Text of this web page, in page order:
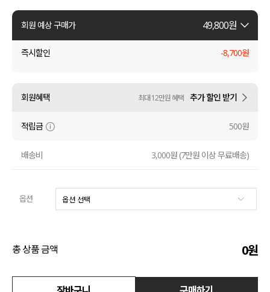
셔츠
원피스
액티브
아우터
코디템
회원 예상 구매가 49,800원
즉시할인 -8,700원
회원혜택 최대 12만원 혜택 추가 할인 받기
적립금 500원
배송비 3,000원 (7만원 이상 무료배송)
옵션
총 상품 금액 0원